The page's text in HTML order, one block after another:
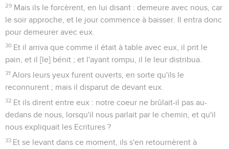
29 Mais ils le forcèrent, en lui disant : demeure avec nous, car
le soir approche, et le jour commence à baisser. Il entra donc
pour demeurer avec eux.
30 Et il arriva que comme il était à table avec eux, il prit le
pain, et il [le] bénit ; et l'ayant rompu, il le leur distribua.
31 Alors leurs yeux furent ouverts, en sorte qu'ils le
reconnurent ; mais il disparut de devant eux.
32 Et ils dirent entre eux : notre coeur ne brûlait-il pas au-
dedans de nous, lorsqu'il nous parlait par le chemin, et qu'il
nous expliquait les Ecritures ?
33 Et se levant dans ce moment, ils s'en retournèrent à